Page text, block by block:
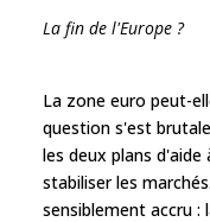
La fin de l'Europe ?
La zone euro peut-
question s'est
les deux plans d'aide
stabiliser les
sensiblement accru :